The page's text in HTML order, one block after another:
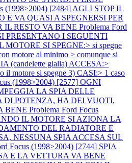
(1998>2004) [2484] AGLI STOP IL
E VA QUASI A SPEGNERSI PER
IL RESTO VA BENE Problema Ford
PRESENTANO I SEGUENTI
SI SPEGNE:> si spegne
motore al minimo > comunque si
(candelette gialla) ACCESA:>
il motore si spegne 3) CASI:> 1 caso
(1998>2004) [2577] OGNI
LA SPIA DELLE
DI POTENZA, HA DEI VUOTI,
BENE Problema Ford Focus
IL MOTORE SI AZIONA LA
DEL RADIATORE E
NESSUNA SPIA ACCESA SUL
Focus (1998>2004) [2744] SPIA
E LA VETTURA VA BENE